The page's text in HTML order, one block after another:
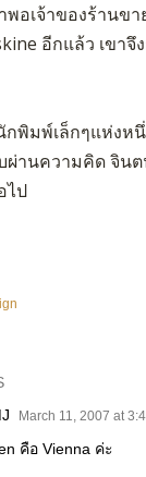
พอเจ้าของร้านข
อีกแล้ว เขา
กพิมพ์เล็กๆแห่งห
ผ่านความคิด จิน
ไป
March 11, 2007 at
คือ Vienna ค่ะ